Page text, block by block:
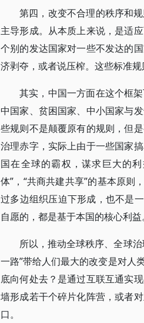
第四，改变不合理的秩序和
主导形成。从本质上来说，是适
个别的发达国家对一些不发达的
济剥夺，或者说压榨。这些标准规
其实，中国一方面在这个框
中国家、贫困国家、中小国家与
些规则不是颠覆原有的规则，但
治理赤字，实际上由于一些国家
国在全球的霸权，谋求巨大的
体”，“共商共建共享”的基本原则
过多边组织压迫下形成，也不是
自愿的，都是基于本国的核心利益。
所以，推动全球秩序、全球
一路”带给人们最大的改变是对人
底向何处去？是通过互联互通实
墙形成若干个碎片化阵营，或者
口。